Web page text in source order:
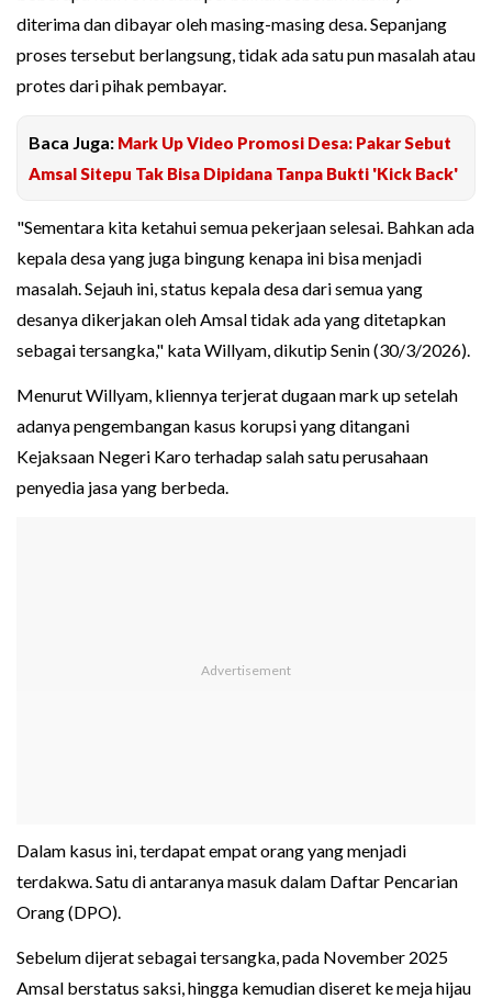
diterima dan dibayar oleh masing-masing desa. Sepanjang
proses tersebut berlangsung, tidak ada satu pun masalah atau
protes dari pihak pembayar.
Baca Juga: Mark Up Video Promosi Desa: Pakar Sebut
Amsal Sitepu Tak Bisa Dipidana Tanpa Bukti 'Kick Back'
"Sementara kita ketahui semua pekerjaan selesai. Bahkan ada
kepala desa yang juga bingung kenapa ini bisa menjadi
masalah. Sejauh ini, status kepala desa dari semua yang
desanya dikerjakan oleh Amsal tidak ada yang ditetapkan
sebagai tersangka," kata Willyam, dikutip Senin (30/3/2026).
Menurut Willyam, kliennya terjerat dugaan mark up setelah
adanya pengembangan kasus korupsi yang ditangani
Kejaksaan Negeri Karo terhadap salah satu perusahaan
penyedia jasa yang berbeda.
Dalam kasus ini, terdapat empat orang yang menjadi
terdakwa. Satu di antaranya masuk dalam Daftar Pencarian
Orang (DPO).
Sebelum dijerat sebagai tersangka, pada November 2025
Amsal berstatus saksi, hingga kemudian diseret ke meja hijau